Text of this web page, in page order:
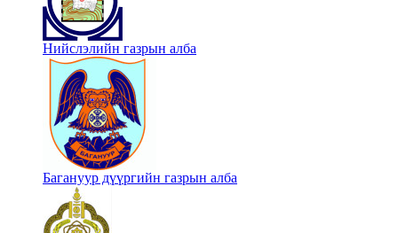
Нийслэлийн газрын алба
Багануур дүүргийн газрын алба